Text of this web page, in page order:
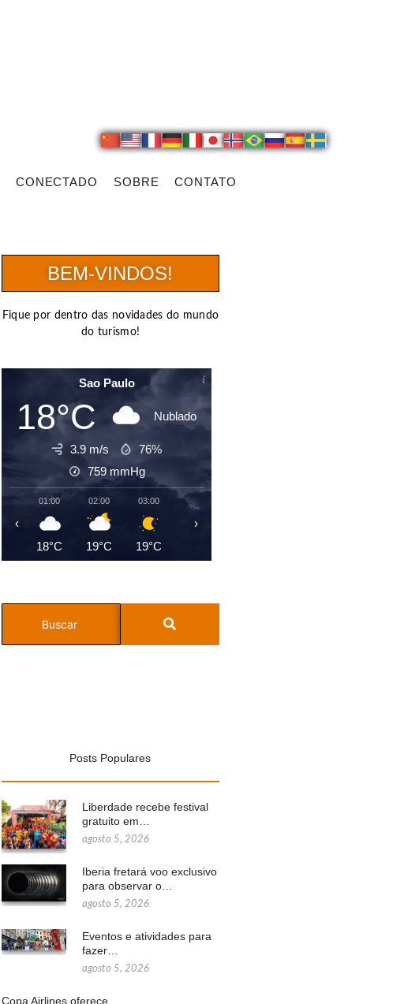
CONECTADO SOBRE CONTATO
BEM-VINDOS!
Fique por dentro das novidades do mundo
do turismo!
Sao Paulo
18°C Nublado
3.9 m/s
76%
759 mmHg
01:00
18°C
02:00
19°C
03:00
19°C
04:00
‹ ›
Posts Populares
Liberdade recebe festival
gratuito em…
agosto 5, 2026
Iberia fretará voo exclusivo
para observar o…
agosto 5, 2026
Eventos e atividades para
fazer…
agosto 5, 2026
Copa Airlines oferece